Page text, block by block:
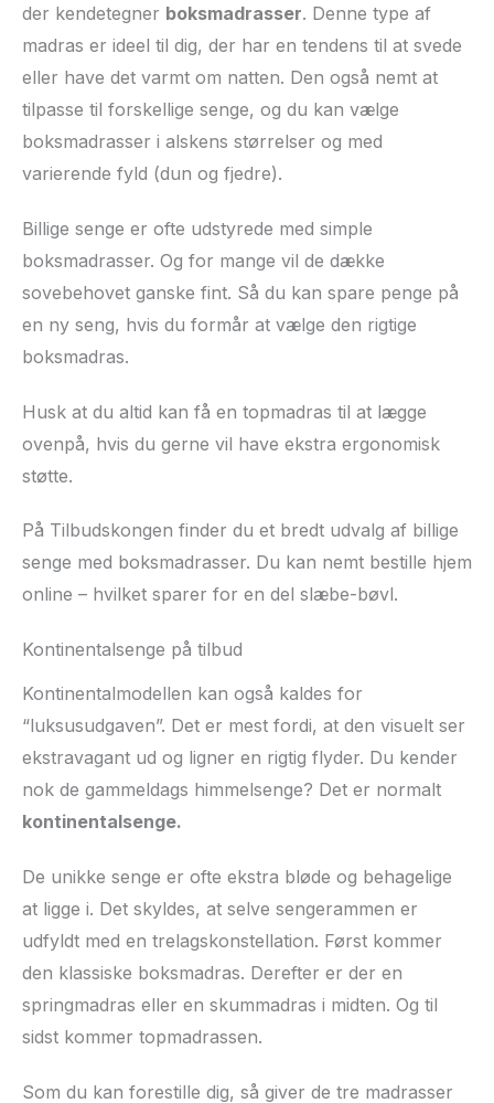
der kendetegner boksmadrasser. Denne type af
madras er ideel til dig, der har en tendens til at svede
eller have det varmt om natten. Den også nemt at
tilpasse til forskellige senge, og du kan vælge
boksmadrasser i alskens størrelser og med
varierende fyld (dun og fjedre).
Billige senge er ofte udstyrede med simple
boksmadrasser. Og for mange vil de dække
sovebehovet ganske fint. Så du kan spare penge på
en ny seng, hvis du formår at vælge den rigtige
boksmadras.
Husk at du altid kan få en topmadras til at lægge
ovenpå, hvis du gerne vil have ekstra ergonomisk
støtte.
På Tilbudskongen finder du et bredt udvalg af billige
senge med boksmadrasser. Du kan nemt bestille hjem
online – hvilket sparer for en del slæbe-bøvl.
Kontinentalsenge på tilbud
Kontinentalmodellen kan også kaldes for
“luksusudgaven”. Det er mest fordi, at den visuelt ser
ekstravagant ud og ligner en rigtig flyder. Du kender
nok de gammeldags himmelsenge? Det er normalt
kontinentalsenge.
De unikke senge er ofte ekstra bløde og behagelige
at ligge i. Det skyldes, at selve sengerammen er
udfyldt med en trelagskonstellation. Først kommer
den klassiske boksmadras. Derefter er der en
springmadras eller en skummadras i midten. Og til
sidst kommer topmadrassen.
Som du kan forestille dig, så giver de tre madrasser